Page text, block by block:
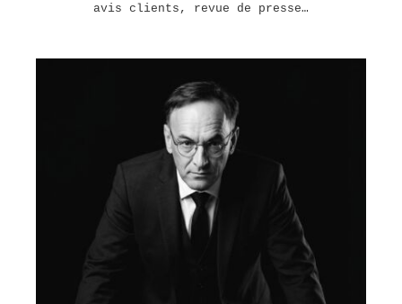
avis clients, revue de presse…